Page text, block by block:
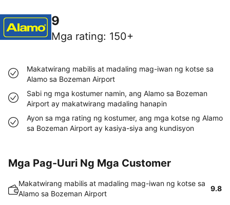
9
Mga rating: 150+
Makatwirang mabilis at madaling mag-iwan ng kotse sa
Alamo sa Bozeman Airport
Sabi ng mga kostumer namin, ang Alamo sa Bozeman
Airport ay makatwirang madaling hanapin
Ayon sa mga rating ng kostumer, ang mga kotse ng Alamo
sa Bozeman Airport ay kasiya-siya ang kundisyon
Mga Pag-Uuri Ng Mga Customer
Makatwirang mabilis at madaling mag-iwan ng kotse sa
Alamo sa Bozeman Airport
9.8